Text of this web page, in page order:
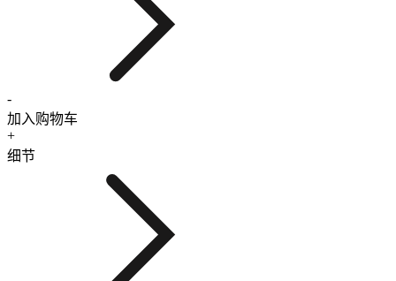
-
加入购物车
+
细节